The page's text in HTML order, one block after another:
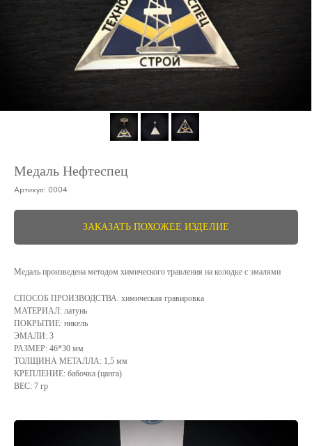
Медаль Нефтеспец
Артикул: 0004
ЗАКАЗАТЬ ПОХОЖЕЕ ИЗДЕЛИЕ
Медаль произведена методом химического травления на колодке с эмалями
СПОСОБ ПРОИЗВОДСТВА: химическая гравировка
МАТЕРИАЛ: латунь
ПОКРЫТИЕ: никель
ЭМАЛИ: 3
РАЗМЕР: 46*30 мм
ТОЛЩИНА МЕТАЛЛА: 1,5 мм
КРЕПЛЕНИЕ: бабочка (цанга)
ВЕС: 7 гр